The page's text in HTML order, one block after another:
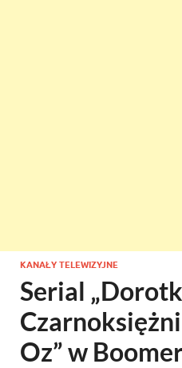
KANAŁY TELEWIZYJNE
Serial
Oz” w